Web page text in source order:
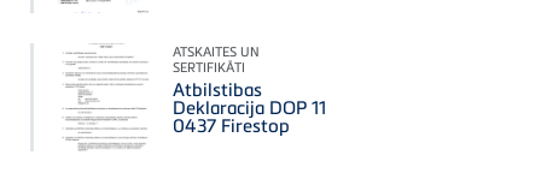
ATSKAITES UN
SERTIFIKĀTI
Atbilstibas
Deklaracija DOP 11
0437 Firestop